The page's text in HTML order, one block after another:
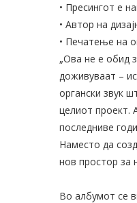
• Пресингот е
• Автор на
• Печатење на
„Ова не е обид
доживуваат –
органски звук
целиот проект.
последниве
Наместо да
нов простор за
Во албумот се